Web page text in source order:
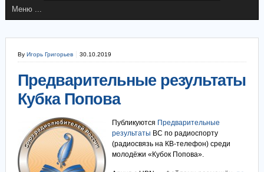
By Игорь Григорьев 30.10.2019
Предварительные результаты
Кубка Попова
Публикуются Предварительные
результаты ВС по радиоспорту
(радиосвязь на КВ-телефон) среди
молодёжи «Кубок Попова».